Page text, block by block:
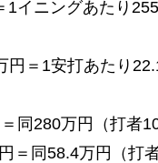
1イニングあたり
円＝1安打あたり
同280万円（打者
＝同58.4万円（打者